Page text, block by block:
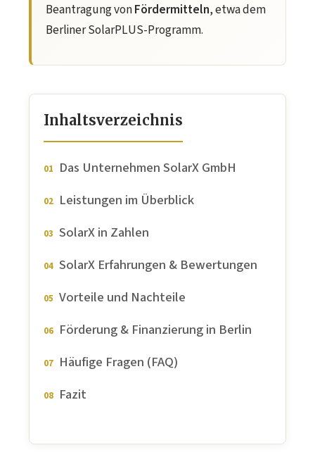
Beantragung vonFördermitteln, etwa dem
Berliner SolarPLUS-Programm.
Inhaltsverzeichnis
Das Unternehmen SolarX GmbH
Leistungen im Überblick
SolarX in Zahlen
SolarX Erfahrungen & Bewertungen
Vorteile und Nachteile
Förderung & Finanzierung in Berlin
Häufige Fragen (FAQ)
Fazit